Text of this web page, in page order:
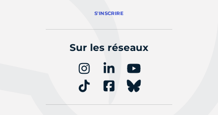
S'INSCRIRE
Sur les réseaux